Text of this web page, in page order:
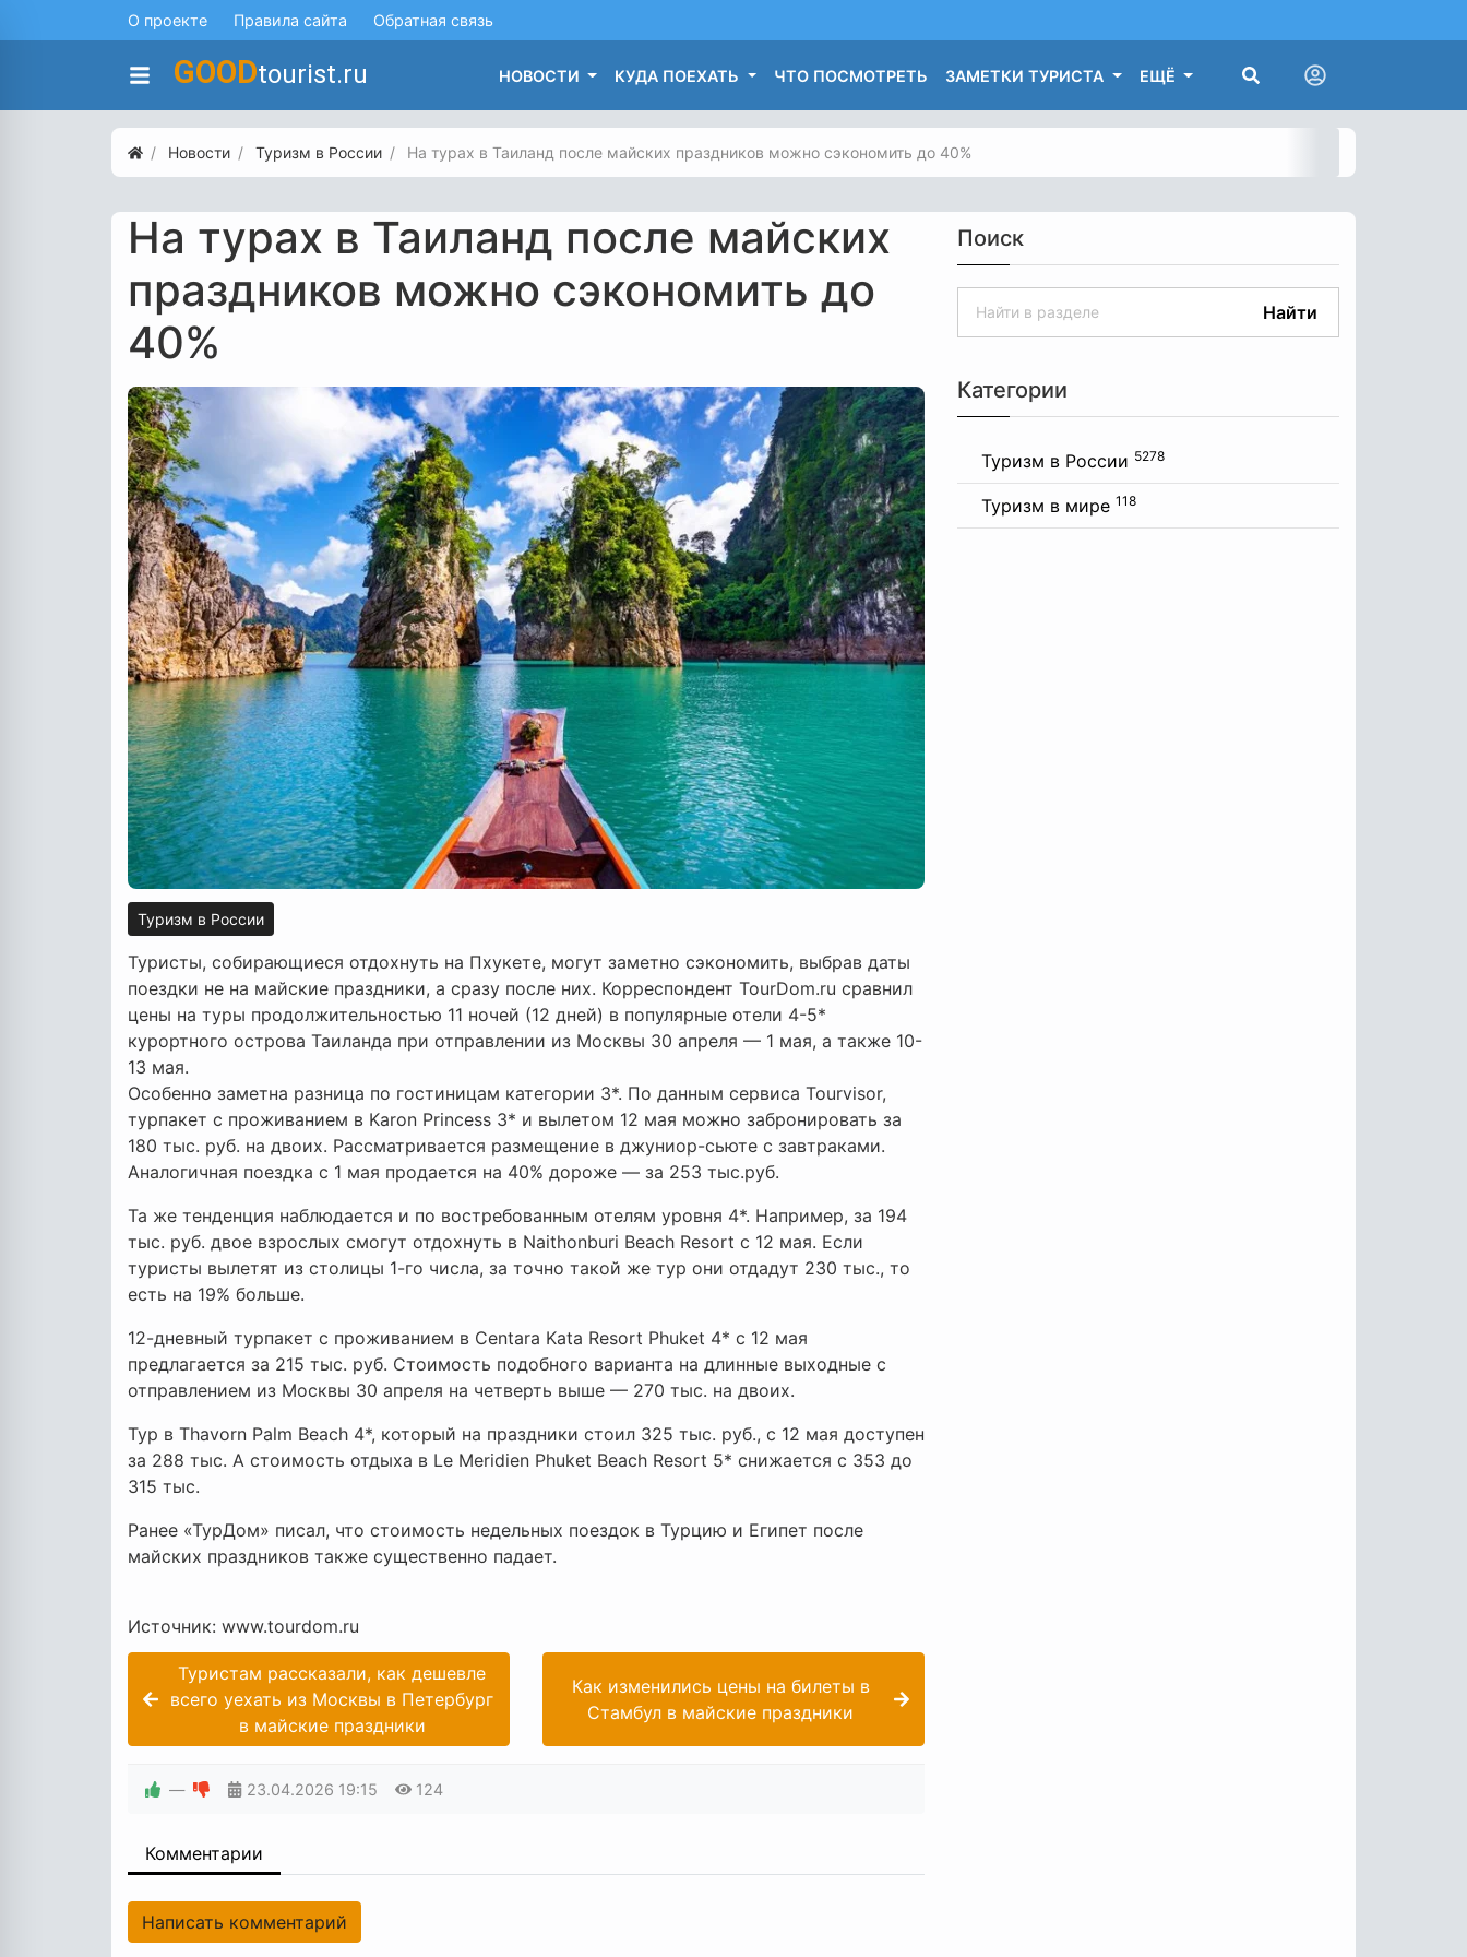
О проекте Правила сайта Обратная связь
GOODtourist.ru НОВОСТИ КУДА ПОЕХАТЬ ЧТО ПОСМОТРЕТЬ ЗАМЕТКИ ТУРИСТА ЕЩЁ
Новости Туризм в России На турах в Таиланд после майских праздников можно сэкономить до 40%
На турах в Таиланд после майских
праздников можно сэкономить до
40%
Туризм в России
Туристы, собирающиеся отдохнуть на Пхукете, могут заметно сэкономить, выбрав даты
поездки не на майские праздники, а сразу после них. Корреспондент TourDom.ru сравнил
цены на туры продолжительностью 11 ночей (12 дней) в популярные отели 4-5*
курортного острова Таиланда при отправлении из Москвы 30 апреля — 1 мая, а также 10-
13 мая.
Особенно заметна разница по гостиницам категории 3*. По данным сервиса Tourvisor,
турпакет с проживанием в Karon Princess 3* и вылетом 12 мая можно забронировать за
180 тыс. руб. на двоих. Рассматривается размещение в джуниор-сьюте с завтраками.
Аналогичная поездка с 1 мая продается на 40% дороже — за 253 тыс.руб.
Та же тенденция наблюдается и по востребованным отелям уровня 4*. Например, за 194
тыс. руб. двое взрослых смогут отдохнуть в Naithonburi Beach Resort с 12 мая. Если
туристы вылетят из столицы 1-го числа, за точно такой же тур они отдадут 230 тыс., то
есть на 19% больше.
12-дневный турпакет с проживанием в Centara Kata Resort Phuket 4* с 12 мая
предлагается за 215 тыс. руб. Стоимость подобного варианта на длинные выходные с
отправлением из Москвы 30 апреля на четверть выше — 270 тыс. на двоих.
Тур в Thavorn Palm Beach 4*, который на праздники стоил 325 тыс. руб., с 12 мая доступен
за 288 тыс. А стоимость отдыха в Le Meridien Phuket Beach Resort 5* снижается с 353 до
315 тыс.
Ранее «ТурДом» писал, что стоимость недельных поездок в Турцию и Египет после
майских праздников также существенно падает.
Источник: www.tourdom.ru
Туристам рассказали, как дешевле
всего уехать из Москвы в Петербург
в майские праздники
Как изменились цены на билеты в
Стамбул в майские праздники
— 23.04.2026 19:15 124
Комментарии
Написать комментарий
Поиск
Найти
Категории
Туризм в России 5278
Туризм в мире 118